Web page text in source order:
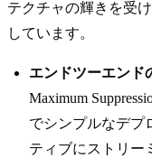
テクチャの輝きを受
しています。
エンドツーエンド
Maximum
でシンプルなデプ
ティブにストリー